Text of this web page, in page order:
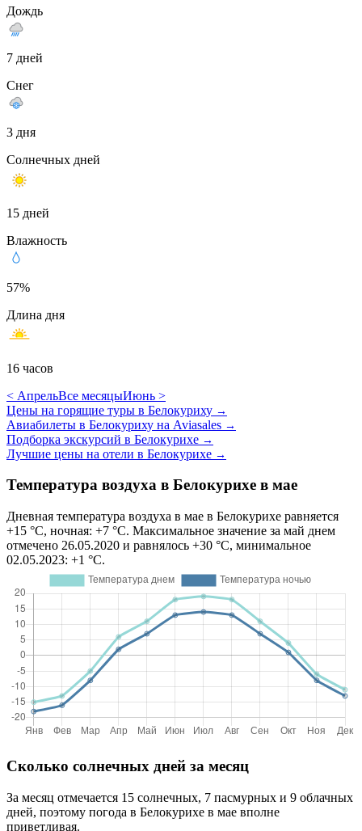
Дождь
7 дней
Снег
3 дня
Солнечных дней
15 дней
Влажность
57%
Длина дня
16 часов
< АпрельВсе месяцыИюнь >
Цены на горящие туры в Белокуриху →
Авиабилеты в Белокуриху на Aviasales →
Подборка экскурсий в Белокурихе →
Лучшие цены на отели в Белокурихе →
Температура воздуха в Белокурихе в мае
Дневная температура воздуха в мае в Белокурихе равняется
+15 °C, ночная: +7 °C. Максимальное значение за май днем
отмечено 26.05.2020 и равнялось +30 °C, минимальное
02.05.2023: +1 °C.
Сколько солнечных дней за месяц
За месяц отмечается 15 солнечных, 7 пасмурных и 9 облачных
дней, поэтому погода в Белокурихе в мае вполне
приветливая.